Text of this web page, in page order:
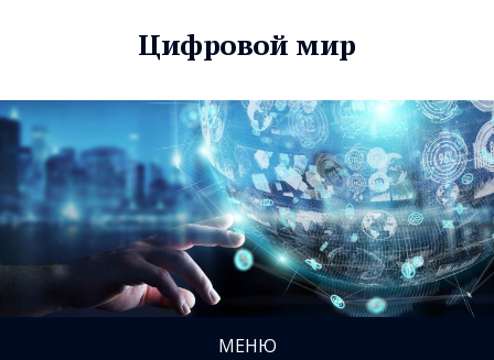
Цифровой мир
МЕНЮ